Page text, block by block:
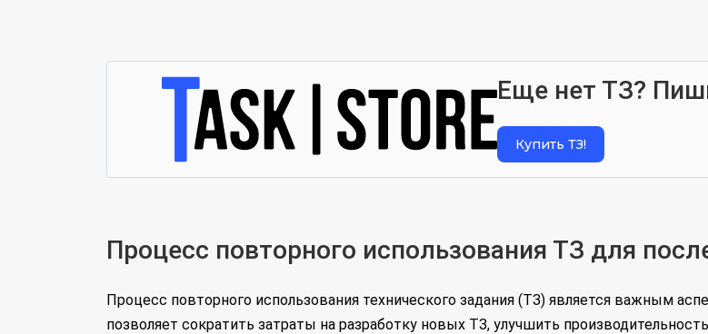
Еще нет ТЗ?
Купить ТЗ!
Процесс повторного использования ТЗ для
Процесс повторного использования технического задания (ТЗ) является важным
позволяет сократить затраты на разработку новых ТЗ, улучшить